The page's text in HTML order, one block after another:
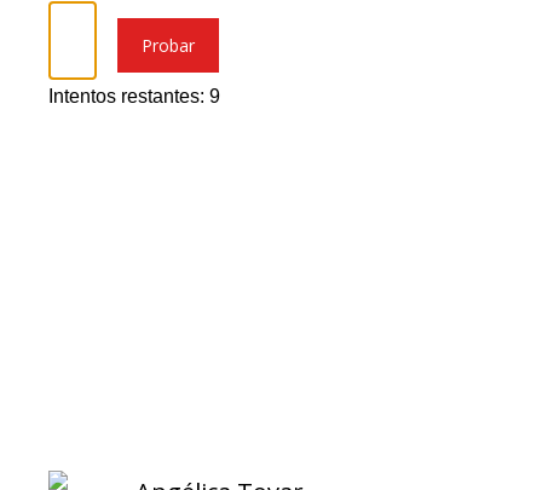
Probar
Intentos restantes: 9